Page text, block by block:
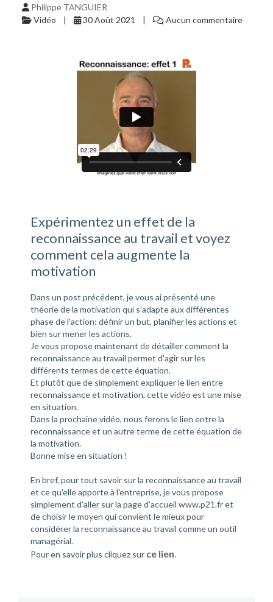
Philippe TANGUIER
Vidéo
30 Août 2021 Aucun commentaire
Expérimentez un effet de la
reconnaissance au travail et voyez
comment cela augmente la
motivation
Dans un post précédent, je vous ai présenté une
théorie de la motivation qui s'adapte aux différentes
phase de l'action: définir un but, planifier les actions et
bien sur mener les actions.
Je vous propose maintenant de détailler comment la
reconnaissance au travail permet d'agir sur les
différents termes de cette équation.
Et plutôt que de simplement expliquer le lien entre
reconnaissance et motivation, cette vidéo est une mise
en situation.
Dans la prochaine vidéo, nous ferons le lien entre la
reconnaissance et un autre terme de cette équation de
la motivation.
Bonne mise en situation !
En bref, pour tout savoir sur la reconnaissance au travail
et ce qu'elle apporte à l'entreprise, je vous propose
simplement d'aller sur la page d'accueil www.p21.fr et
de choisir le moyen qui convient le mieux pour
considérer la reconnaissance au travail comme un outil
managérial.
Pour en savoir plus cliquez sur ce lien.